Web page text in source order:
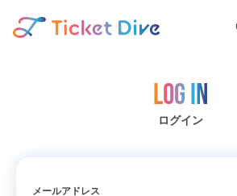
Log in
ログイン
メールアドレス